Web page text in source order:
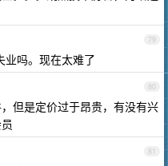
79
业吗。现在太难了
80
但是定价过于昂贵，有没有兴
81